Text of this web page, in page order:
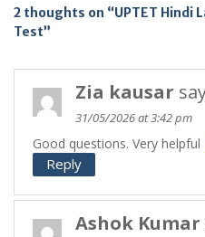
2 thoughts on “UPTET Hindi
Test”
Zia kausar
31/05/2026 at 3:42 pm
Good questions. Very helpful
Reply
Ashok Kumar